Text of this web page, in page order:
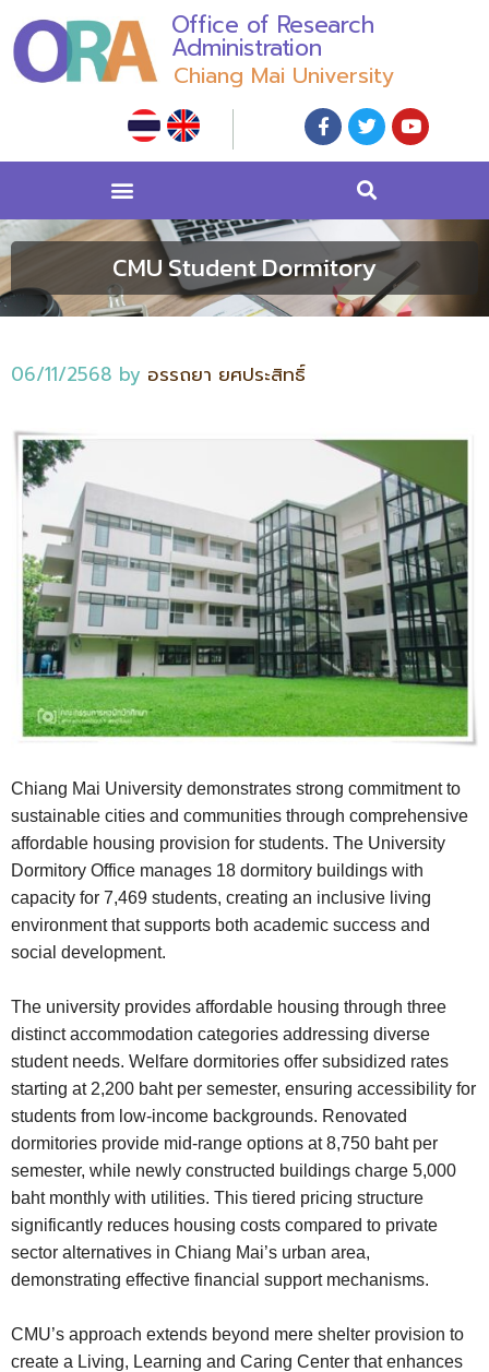
Office of Research
Administration
Chiang Mai University
CMU Student Dormitory
06/11/2568 by อรรถยา ยศประสิทธิ์
Chiang Mai University demonstrates strong commitment to
sustainable cities and communities through comprehensive
affordable housing provision for students. The University
Dormitory Office manages 18 dormitory buildings with
capacity for 7,469 students, creating an inclusive living
environment that supports both academic success and
social development.
The university provides affordable housing through three
distinct accommodation categories addressing diverse
student needs. Welfare dormitories offer subsidized rates
starting at 2,200 baht per semester, ensuring accessibility for
students from low-income backgrounds. Renovated
dormitories provide mid-range options at 8,750 baht per
semester, while newly constructed buildings charge 5,000
baht monthly with utilities. This tiered pricing structure
significantly reduces housing costs compared to private
sector alternatives in Chiang Mai’s urban area,
demonstrating effective financial support mechanisms.
CMU’s approach extends beyond mere shelter provision to
create a Living, Learning and Caring Center that enhances